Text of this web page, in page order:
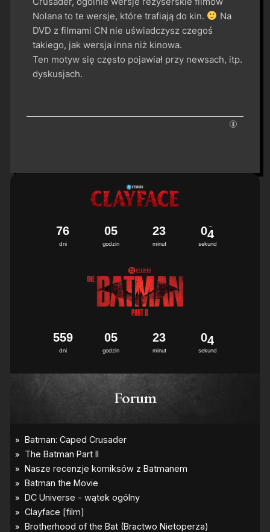
Nolana to te wersje, które trafiają do kin.
Na
DVD z filmami CN nie uświadczysz czegoś
takiego, jak wersja inna niż kinowa.
Ten motyw się często pojawiał przy newsach, itp.
dyskusjach.
dni
76
godzin
05
minut
23
sekund
03
dni
559
godzin
05
minut
23
sekund
03
Forum